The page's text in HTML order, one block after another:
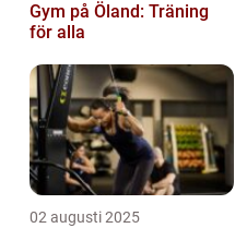
Gym på Öland: Träning
för alla
02 augusti 2025